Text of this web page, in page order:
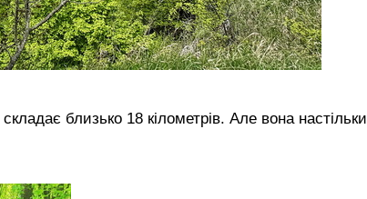
складає близько 18 кілометрів. Але вона настільки